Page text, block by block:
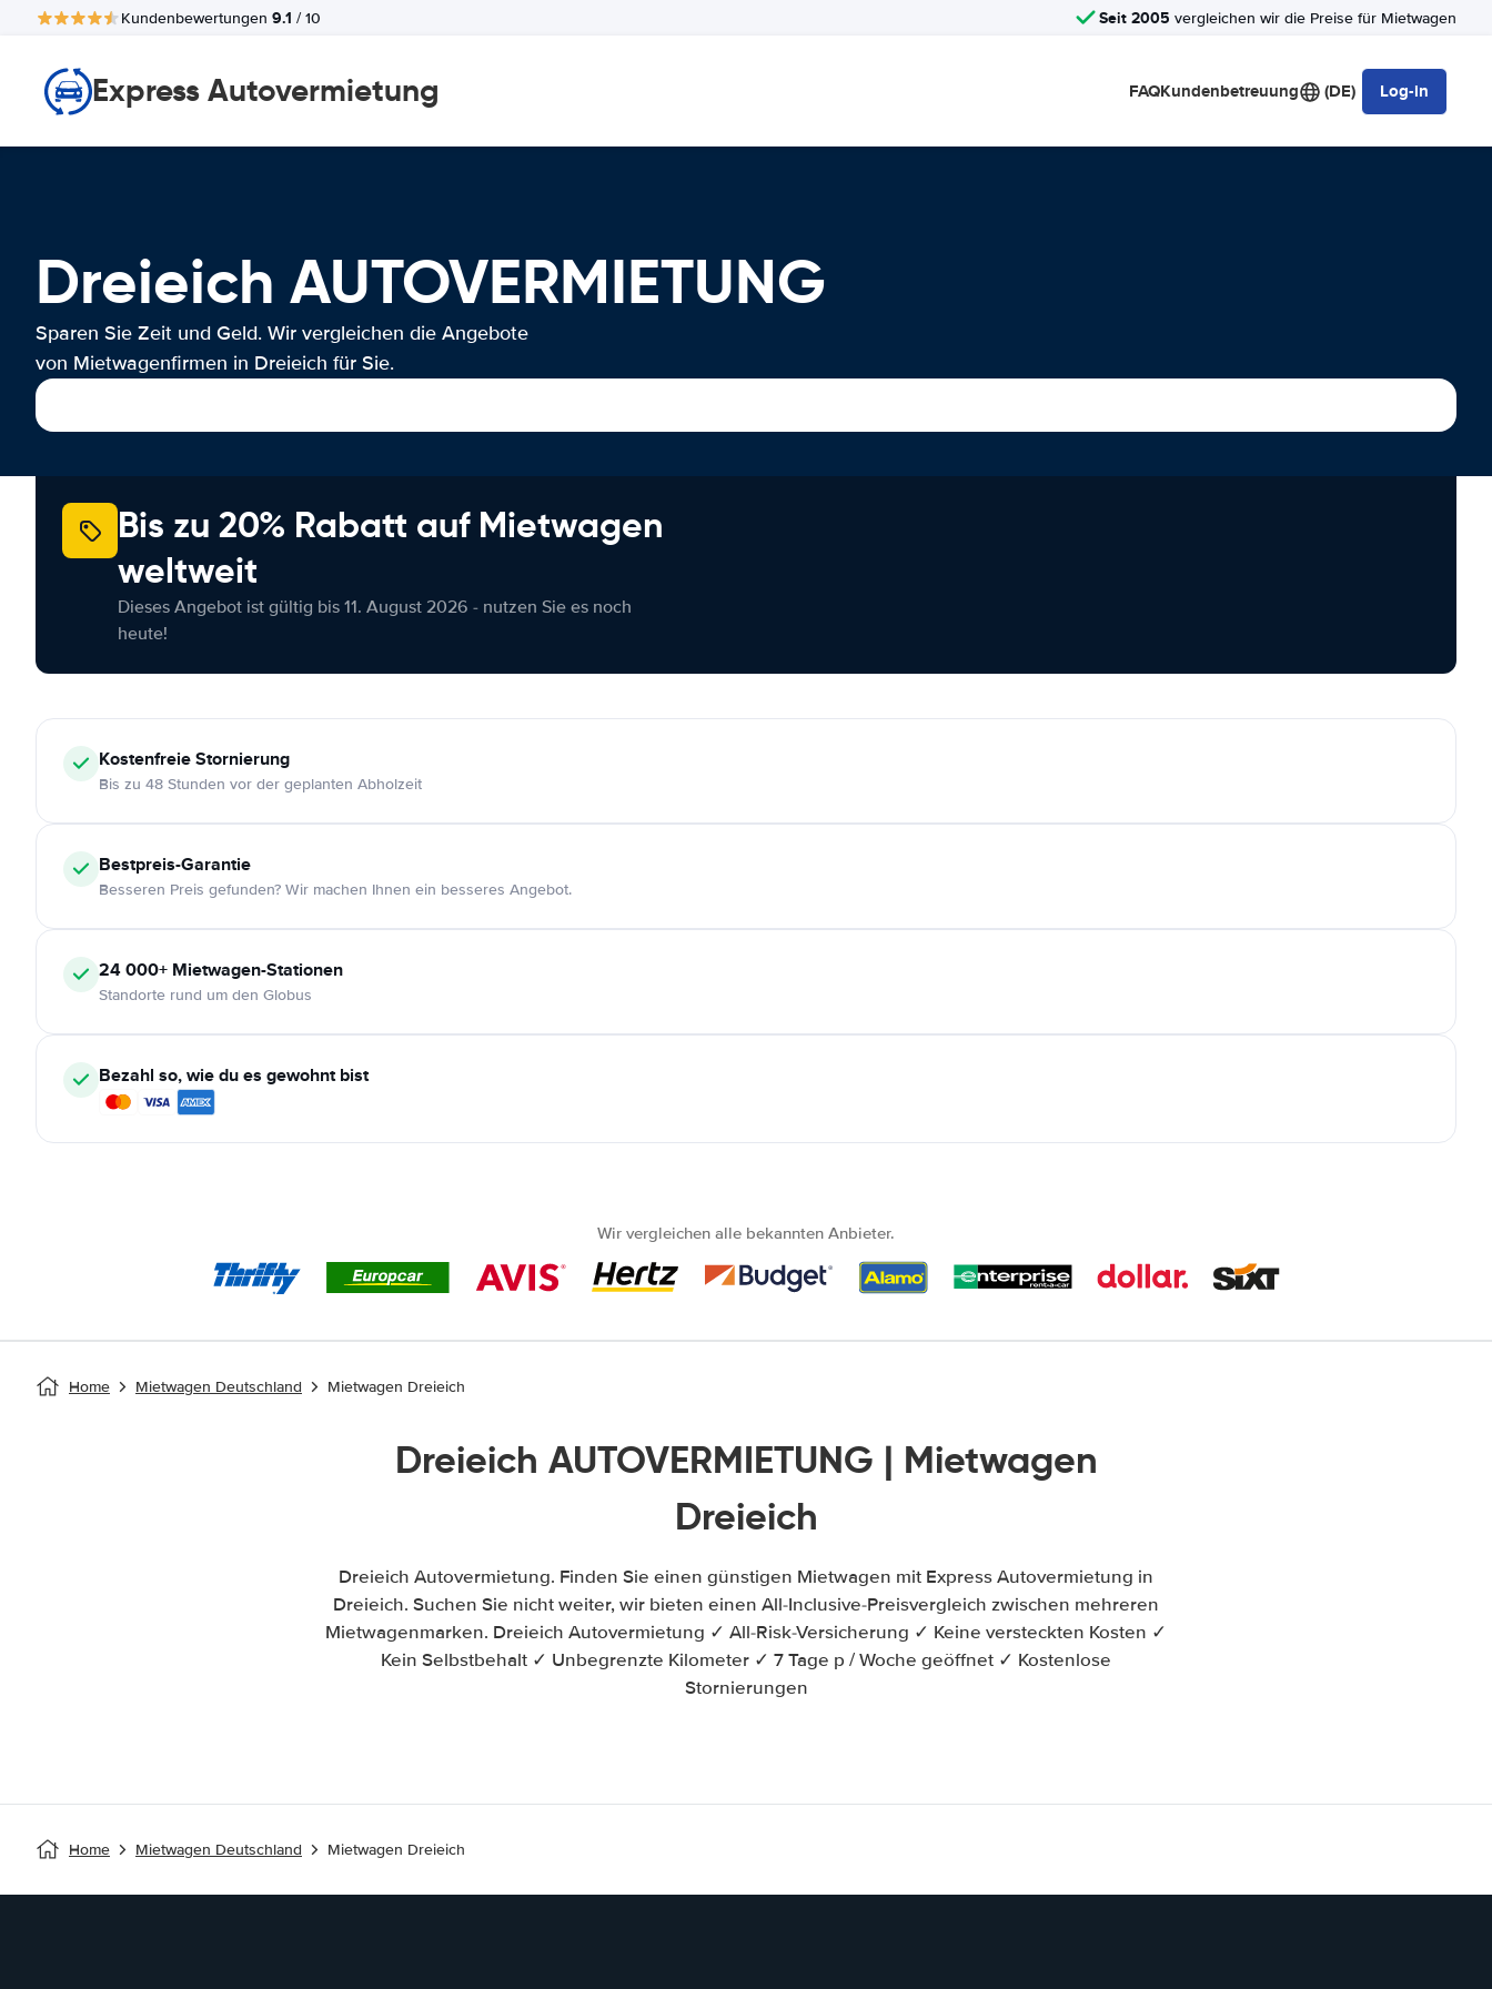
Kundenbewertungen 9.1 / 10 Seit 2005 vergleichen wir die Preise für Mietwagen
Express Autovermietung FAQKundenbetreuung (DE) Log-in
Dreieich AUTOVERMIETUNG
Sparen Sie Zeit und Geld. Wir vergleichen die Angebote
von Mietwagenfirmen in Dreieich für Sie.
Bis zu 20% Rabatt auf Mietwagen
weltweit
Dieses Angebot ist gültig bis 11. August 2026 - nutzen Sie es noch
heute!
KostenfreieStornierung
Bis zu 48 Stunden vor der geplanten Abholzeit
Bestpreis-Garantie
Besseren Preis gefunden? Wir machen Ihnen ein besseres Angebot.
24 000+ Mietwagen-Stationen
Standorte rund um den Globus
Bezahl so, wie du es gewohnt bist
Wir vergleichen alle bekannten Anbieter.
Home Mietwagen Deutschland Mietwagen Dreieich
Dreieich AUTOVERMIETUNG | Mietwagen
Dreieich
Dreieich Autovermietung. Finden Sie einen günstigen Mietwagen mit Express Autovermietung in
Dreieich. Suchen Sie nicht weiter, wir bieten einen All-Inclusive-Preisvergleich zwischen mehreren
Mietwagenmarken. Dreieich Autovermietung ✓ All-Risk-Versicherung ✓ Keine versteckten Kosten ✓
Kein Selbstbehalt ✓ Unbegrenzte Kilometer ✓ 7 Tage p / Woche geöffnet ✓ Kostenlose
Stornierungen
Home Mietwagen Deutschland Mietwagen Dreieich